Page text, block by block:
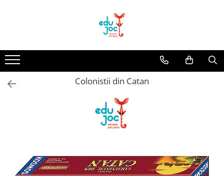
1-2 ani
3-4 ani
5-7 ani
Colonistii din Catan